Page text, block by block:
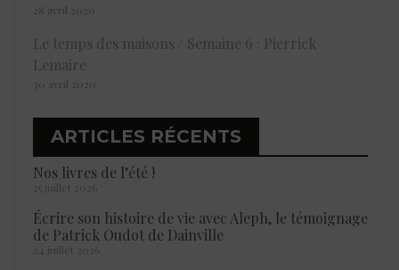
28 avril 2020
Le temps des maisons / Semaine 6 : Pierrick
Lemaire
30 avril 2020
ARTICLES RÉCENTS
Nos livres de l’été !
25 juillet 2026
Écrire son histoire de vie avec Aleph, le témoignage
de Patrick Oudot de Dainville
24 juillet 2026